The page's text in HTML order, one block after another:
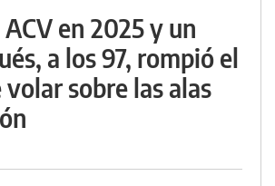
en 2025 y un
a los 97, rompió el
volar sobre las alas